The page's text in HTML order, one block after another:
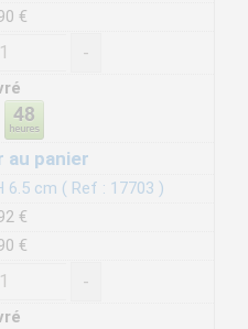
€
-
au panier
6.5 cm ( Ref : 17703 )
€
€
-